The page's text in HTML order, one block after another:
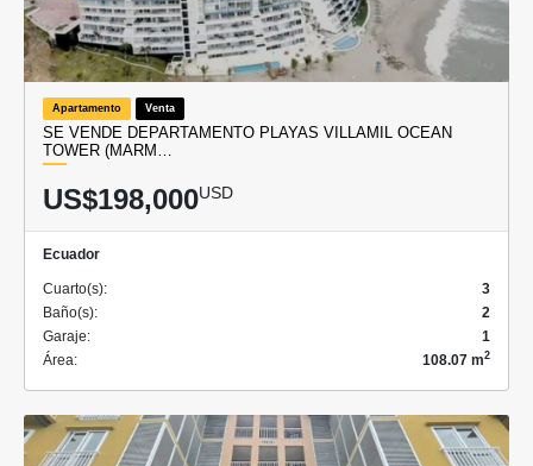
Apartamento Venta
SE VENDE DEPARTAMENTO PLAYAS VILLAMIL OCEAN
TOWER (MARM…
US$198,000USD
Ecuador
Cuarto(s):
3
Baño(s):
2
Garaje:
1
Área:
108.07 m2